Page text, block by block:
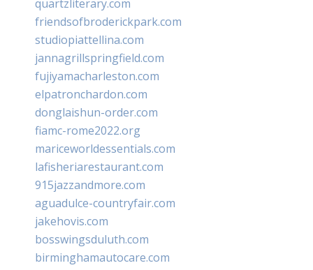
quartzliterary.com
friendsofbroderickpark.com
studiopiattellina.com
jannagrillspringfield.com
fujiyamacharleston.com
elpatronchardon.com
donglaishun-order.com
fiamc-rome2022.org
mariceworldessentials.com
lafisheriarestaurant.com
915jazzandmore.com
aguadulce-countryfair.com
jakehovis.com
bosswingsduluth.com
birminghamautocare.com